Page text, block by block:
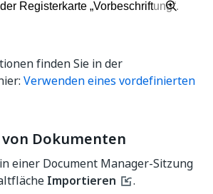
finden Sie in der
Verwenden eines vordefinierten
Dokumenten
einer Document Manager-Sitzung
Importieren
.